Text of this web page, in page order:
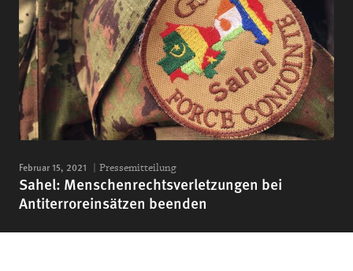
Februar 15, 2021 Pressemitteilung
Sahel: Menschenrechtsverletzungen bei
Antiterroreinsätzen beenden